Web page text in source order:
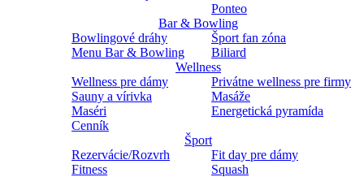
Ponteo
Bar & Bowling
Bowlingové dráhy
Šport fan zóna
Menu Bar & Bowling
Biliard
Wellness
Wellness pre dámy
Privátne wellness pre firmy
Sauny a vírivka
Masáže
Maséri
Energetická pyramída
Cenník
Šport
Rezervácie/Rozvrh
Fit day pre dámy
Fitness
Squash